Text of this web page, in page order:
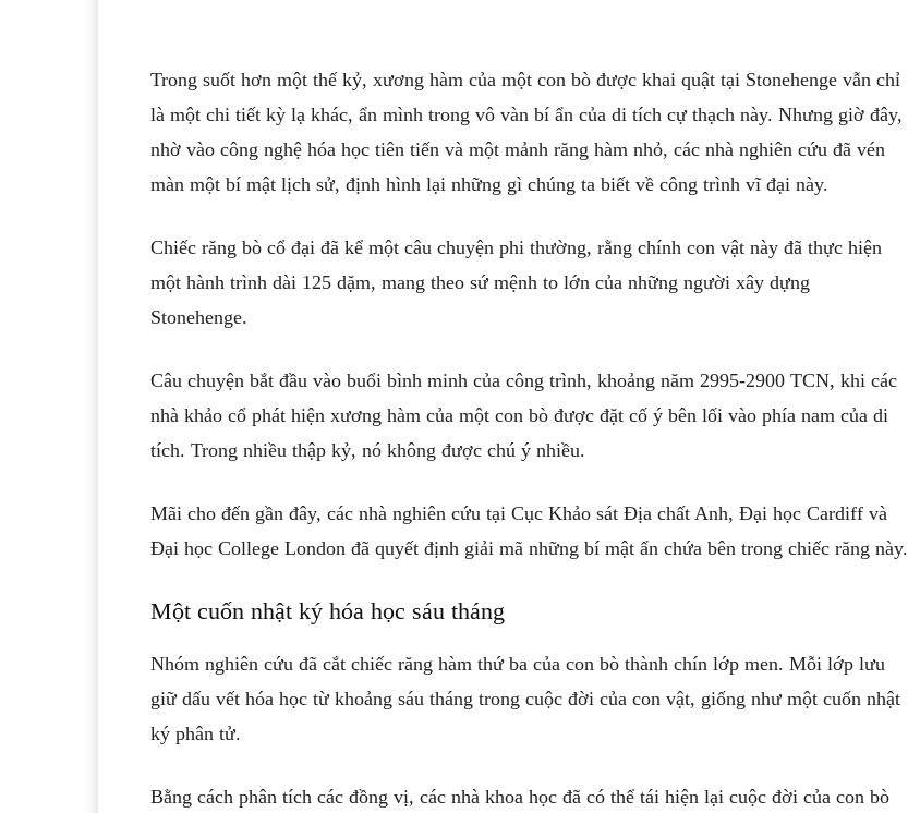
Trong suốt hơn một thế kỷ, xương hàm của một con bò được khai quật tại Stonehenge vẫn chỉ
là một chi tiết kỳ lạ khác, ẩn mình trong vô vàn bí ẩn của di tích cự thạch này. Nhưng giờ đây,
nhờ vào công nghệ hóa học tiên tiến và một mảnh răng hàm nhỏ, các nhà nghiên cứu đã vén
màn một bí mật lịch sử, định hình lại những gì chúng ta biết về công trình vĩ đại này.
Chiếc răng bò cổ đại đã kể một câu chuyện phi thường, rằng chính con vật này đã thực hiện
một hành trình dài 125 dặm, mang theo sứ mệnh to lớn của những người xây dựng
Stonehenge.
Câu chuyện bắt đầu vào buổi bình minh của công trình, khoảng năm 2995-2900 TCN, khi các
nhà khảo cổ phát hiện xương hàm của một con bò được đặt cố ý bên lối vào phía nam của di
tích. Trong nhiều thập kỷ, nó không được chú ý nhiều.
Mãi cho đến gần đây, các nhà nghiên cứu tại Cục Khảo sát Địa chất Anh, Đại học Cardiff và
Đại học College London đã quyết định giải mã những bí mật ẩn chứa bên trong chiếc răng này.
Một cuốn nhật ký hóa học sáu tháng
Nhóm nghiên cứu đã cắt chiếc răng hàm thứ ba của con bò thành chín lớp men. Mỗi lớp lưu
giữ dấu vết hóa học từ khoảng sáu tháng trong cuộc đời của con vật, giống như một cuốn nhật
ký phân tử.
Bằng cách phân tích các đồng vị, các nhà khoa học đã có thể tái hiện lại cuộc đời của con bò